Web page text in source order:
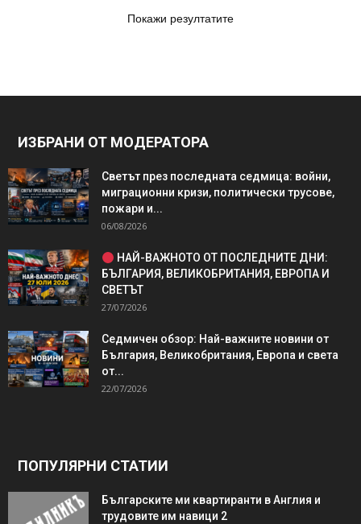
Покажи резултатите
ИЗБРАНИ ОТ МОДЕРАТОРА
Светът през последната седмица: войни,
миграционни кризи, политически трусове,
пожари и...
06/08/2026
НАЙ-ВАЖНОТО ОТ ПОСЛЕДНИТЕ ДНИ:
БЪЛГАРИЯ, ВЕЛИКОБРИТАНИЯ, ЕВРОПА И
СВЕТЪТ
27/07/2026
Седмичен обзор: Най-важните новини от
България, Великобритания, Европа и света
от...
22/07/2026
ПОПУЛЯРНИ СТАТИИ
Българските ми квартиранти в Англия и
трудовите им навици 2